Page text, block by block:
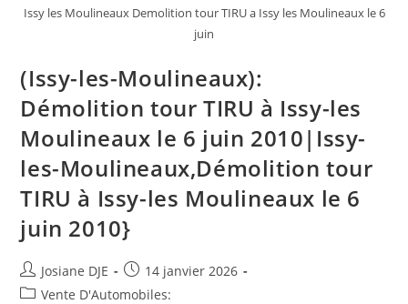
Issy les Moulineaux Demolition tour TIRU a Issy les Moulineaux le 6
juin
(Issy-les-Moulineaux):
Démolition tour TIRU à Issy-les
Moulineaux le 6 juin 2010|Issy-
les-Moulineaux,Démolition tour
TIRU à Issy-les Moulineaux le 6
juin 2010}
Auteur/autrice
de
Josiane DJE
Post
published:
14 janvier 2026
PostVente D'Automobiles: